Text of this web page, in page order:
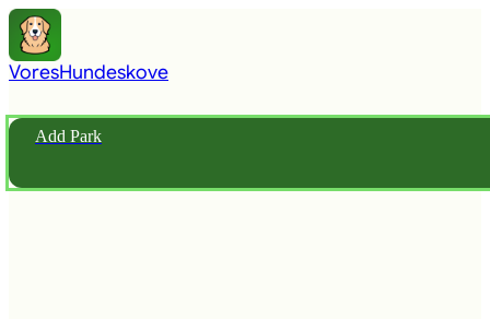
VoresHundeskove
Add Park